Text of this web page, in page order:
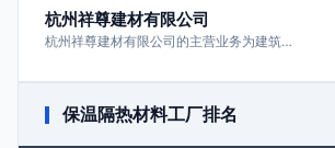
杭州祥尊建材有限公司
杭州祥尊建材有限公司的主营业务为建筑…
保温隔热材料工厂排名